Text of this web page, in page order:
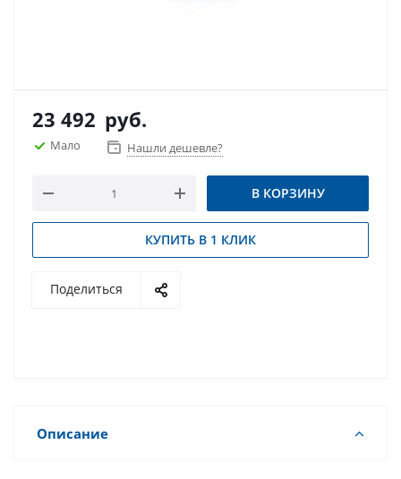
23 492 руб.
Мало Нашли дешевле?
В КОРЗИНУ
КУПИТЬ В 1 КЛИК
Поделиться
Описание